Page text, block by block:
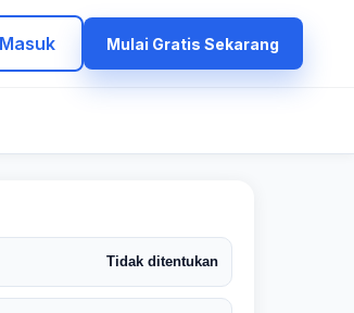
Masuk Mulai Gratis Sekarang
Tidak ditentukan